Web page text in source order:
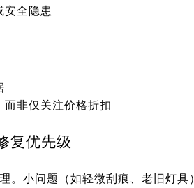
安全隐患
非仅关注价格折扣
复优先级
。小问题（如轻微刮痕、老旧灯